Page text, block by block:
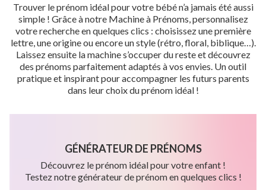
Trouver le prénom idéal pour votre bébé n’a jamais été aussi
simple ! Grâce à notre Machine à Prénoms, personnalisez
votre recherche en quelques clics : choisissez une première
lettre, une origine ou encore un style (rétro, floral, biblique…).
Laissez ensuite la machine s’occuper du reste et découvrez
des prénoms parfaitement adaptés à vos envies. Un outil
pratique et inspirant pour accompagner les futurs parents
dans leur choix du prénom idéal !
GÉNÉRATEUR DE PRÉNOMS
Découvrez le prénom idéal pour votre enfant !
Testez notre générateur de prénom en quelques clics !